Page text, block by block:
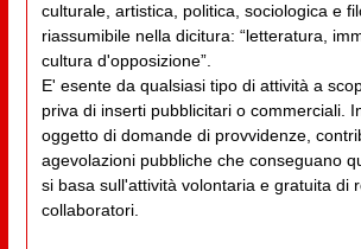
culturale, artistica, politica, sociologica e
riassumibile nella dicitura: “letteratura,
cultura d'opposizione”.
E' esente da qualsiasi tipo di attività a
priva di inserti pubblicitari o commerciali.
oggetto di domande di provvidenze,
agevolazioni pubbliche che conseguano
si basa sull'attività volontaria e gratuita di
collaboratori.